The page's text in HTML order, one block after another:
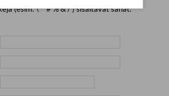
(esim. \' " # % & / ) sisältävät sanat.